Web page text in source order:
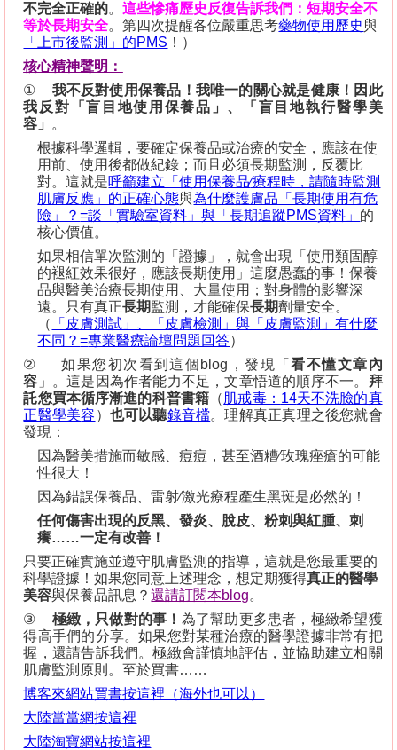
不完全正確的。這些慘痛歷史反復告訴我們：短期安全不
等於長期安全。第四次提醒各位嚴重思考藥物使用歷史與
「上市後監測」的PMS ！）
核心精神聲明：
①
我不反對使用保養品！我唯一的關心就是健康！因此
我反對「盲目地使用保養品」、「盲目地執行醫學美
容」 。
根據科學邏輯，要確定保養品或治療的安全，應該在使
用前、使用後都做紀錄；而且必須長期監測，反覆比
對。這就是呼籲建立「使用保養品∕療程時，請隨時監測
肌膚反應」的正確心態與為什麼護膚品「長期使用有危
險」？=談「實驗室資料」與「長期追蹤PMS資料」 的
核心價值。
如果相信單次監測的「證據」，就會出現「使用類固醇
的褪紅效果很好，應該長期使用」這麼愚蠢的事！保養
品與醫美治療長期使用、大量使用；對身體的影響深
遠。只有真正長期監測，才能確保長期劑量安全。
（
「皮膚測試」、「皮膚檢測」與「皮膚監測」有什麼
不同？=專業醫療論壇問題回答）
②
如果您初次看到這個 blog ，發現「看不懂文章內
容 」。這是因為作者能力不足，文章悟道的順序不一。 拜
託您買本循序漸進的科普書籍 （肌戒毒： 14天不洗臉的真
正醫學美容 ） 也可以聽錄音檔。理解真正真理之後您就會
發現：
因為醫美措施而敏感、痘痘，甚至酒糟∕玫瑰痤瘡的可能
性很大！
因為錯誤保養品、雷射∕激光療程產生黑斑是必然的！
任何傷害出現的反黑、發炎、脫皮、粉刺與紅腫、刺
癢……一定有改善！
只要正確實施並遵守肌膚監測的指導，這就是您最重要的
科學證據！如果您同意上述理念，想定期獲得真正的醫學
美容與保養品訊息？還請訂閱本blog。
③
極緻，只做對的事！ 為了幫助更多患者，極緻希望獲
得高手們的分享。如果您對某種治療的醫學證據非常有把
握，還請告訴我們。極緻會謹慎地評估，並協助建立相關
肌膚監測原則。至於買書……
博客來網站買書按這裡（海外也可以）
大陸當當網按這裡
大陸淘寶網站按這裡